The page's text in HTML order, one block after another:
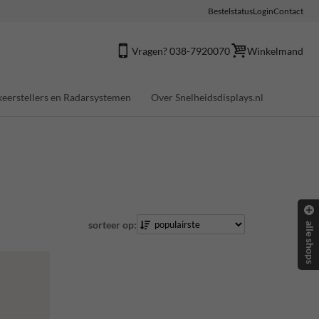
BestelstatusLoginContact
Vragen? 038-7920070 Winkelmand
en Radarsystemen Over Snelheidsdisplays.nl
sorteer op: alle shops